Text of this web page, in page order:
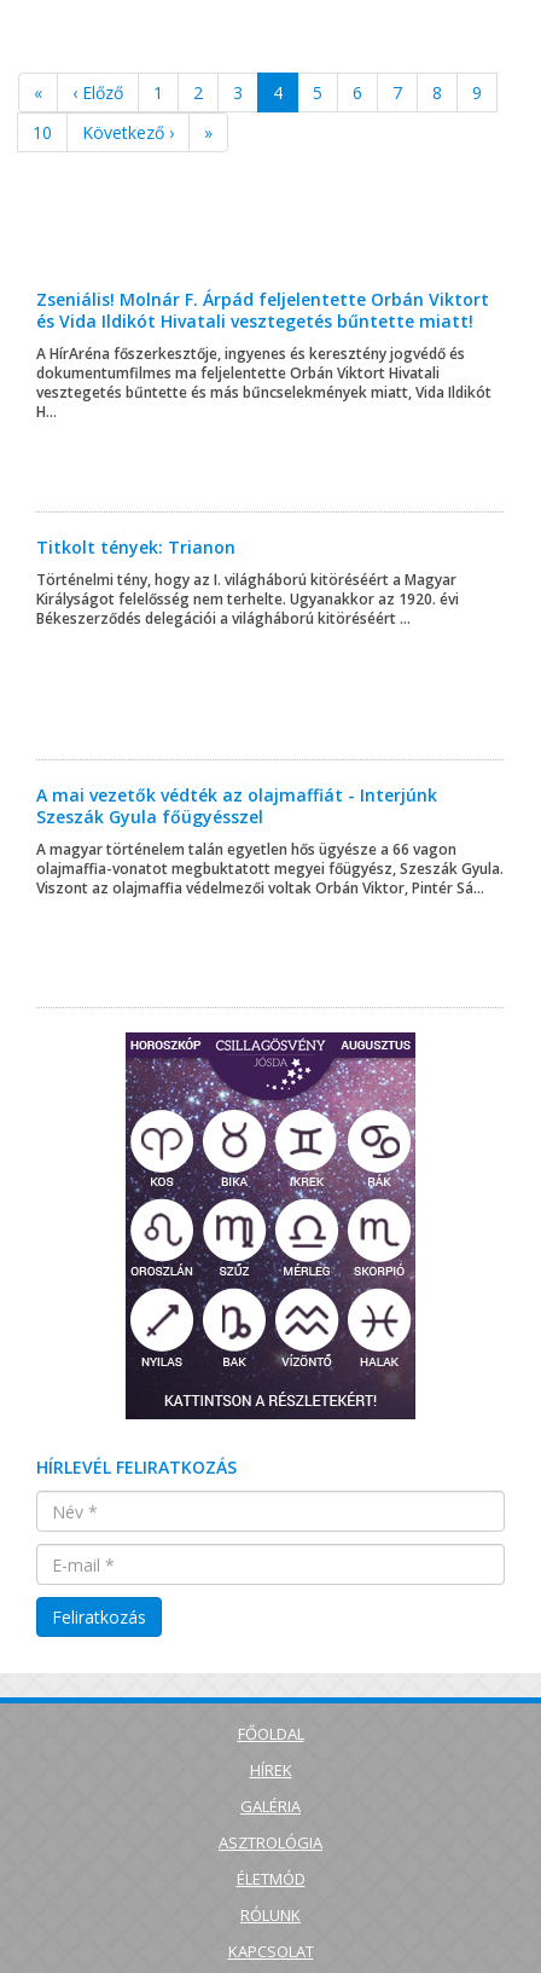
« ‹ Előző 1 2 3 4 5 6 7 8
9
10
Következő › »
Zseniális! Molnár F. Árpád feljelentette Orbán Viktort
és Vida Ildikót Hivatali vesztegetés bűntette miatt!
A HírAréna főszerkesztője, ingyenes és keresztény jogvédő és
dokumentumfilmes ma feljelentette Orbán Viktort Hivatali
vesztegetés bűntette és más bűncselekmények miatt, Vida Ildikót
H...
Titkolt tények: Trianon
Történelmi tény, hogy az I. világháború kitöréséért a Magyar
Királyságot felelősség nem terhelte. Ugyanakkor az 1920. évi
Békeszerződés delegációi a világháború kitöréséért ...
A mai vezetők védték az olajmaffiát - Interjúnk
Szeszák Gyula főügyésszel
A magyar történelem talán egyetlen hős ügyésze a 66 vagon
olajmaffia-vonatot megbuktatott megyei főügyész, Szeszák Gyula.
Viszont az olajmaffia védelmezői voltak Orbán Viktor, Pintér Sá...
HÍRLEVÉL FELIRATKOZÁS
FŐOLDAL
HÍREK
GALÉRIA
ASZTROLÓGIA
ÉLETMÓD
RÓLUNK
KAPCSOLAT